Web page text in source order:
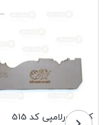
کشو دورلامپی کد 515